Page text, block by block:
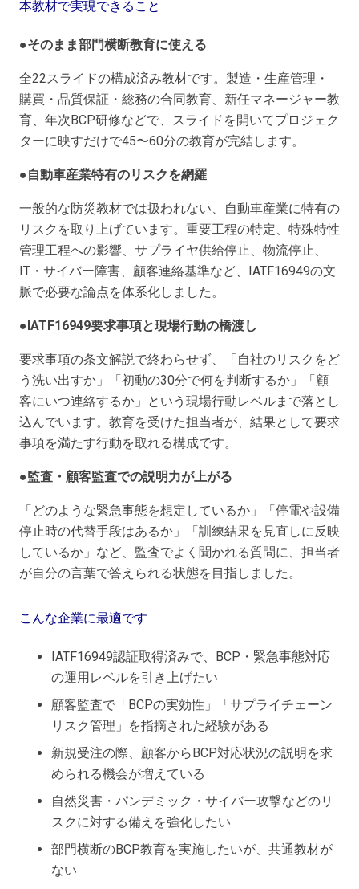
本教材で実現できること
●そのまま部門横断教育に使える
全22スライドの構成済み教材です。製造・生産管理・
購買・品質保証・総務の合同教育、新任マネージャー教
育、年次BCP研修などで、スライドを開いてプロジェク
ターに映すだけで45〜60分の教育が完結します。
●自動車産業特有のリスクを網羅
一般的な防災教材では扱われない、自動車産業に特有の
リスクを取り上げています。重要工程の特定、特殊特性
管理工程への影響、サプライヤ供給停止、物流停止、
IT・サイバー障害、顧客連絡基準など、IATF16949の文
脈で必要な論点を体系化しました。
●IATF16949要求事項と現場行動の橋渡し
要求事項の条文解説で終わらせず、「自社のリスクをど
う洗い出すか」「初動の30分で何を判断するか」「顧
客にいつ連絡するか」という現場行動レベルまで落とし
込んでいます。教育を受けた担当者が、結果として要求
事項を満たす行動を取れる構成です。
●監査・顧客監査での説明力が上がる
「どのような緊急事態を想定しているか」「停電や設備
停止時の代替手段はあるか」「訓練結果を見直しに反映
しているか」など、監査でよく聞かれる質問に、担当者
が自分の言葉で答えられる状態を目指しました。
こんな企業に最適です
IATF16949認証取得済みで、BCP・緊急事態対応
の運用レベルを引き上げたい
顧客監査で「BCPの実効性」「サプライチェーン
リスク管理」を指摘された経験がある
新規受注の際、顧客からBCP対応状況の説明を求
められる機会が増えている
自然災害・パンデミック・サイバー攻撃などのリ
スクに対する備えを強化したい
部門横断のBCP教育を実施したいが、共通教材が
ない